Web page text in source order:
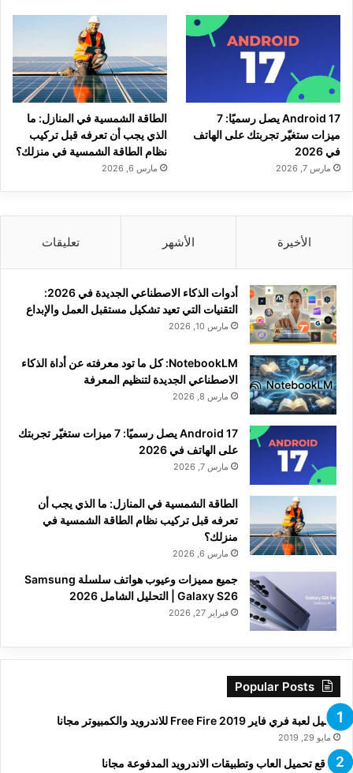
Android 17 يصل رسميًا: 7
ميزات ستغيّر تجربتك على الهاتف
في 2026
مارس 7, 2026
الطاقة الشمسية في المنازل: ما
الذي يجب أن تعرفه قبل تركيب
نظام الطاقة الشمسية في منزلك؟
مارس 6, 2026
الأخيرة الأشهر تعليقات
أدوات الذكاء الاصطناعي الجديدة في 2026:
التقنيات التي تعيد تشكيل مستقبل العمل والإبداع
مارس 10, 2026
NotebookLM: كل ما تود معرفته عن أداة الذكاء
الاصطناعي الجديدة لتنظيم المعرفة
مارس 8, 2026
Android 17 يصل رسميًا: 7 ميزات ستغيّر تجربتك
على الهاتف في 2026
مارس 7, 2026
الطاقة الشمسية في المنازل: ما الذي يجب أن
تعرفه قبل تركيب نظام الطاقة الشمسية في
منزلك؟
مارس 6, 2026
جميع مميزات وعيوب هواتف سلسلة Samsung
Galaxy S26 | التحليل الشامل 2026
فبراير 27, 2026
Popular Posts
تحميل لعبة فري فاير Free Fire 2019 للاندرويد والكمبيوتر مجانا
مايو 29, 2019
مواقع تحميل العاب وتطبيقات الاندرويد المدفوعة مجانا